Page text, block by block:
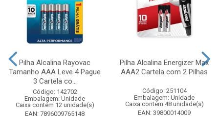
Pilha Alcalina Rayovac
Tamanho AAA Leve 4 Pague
3 Cartela co...
Código: 142702
Embalagem: Unidade
Caixa contém 12 unidade(s)
EAN: 7896009765148
Pilha Alcalina Energizer Max
AAA2 Cartela com 2 Pilhas
Código: 251104
Embalagem: Unidade
Caixa contém 48 unidade(s)
EAN: 39800014009